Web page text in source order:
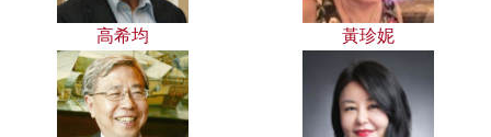
高希均 黃珍妮